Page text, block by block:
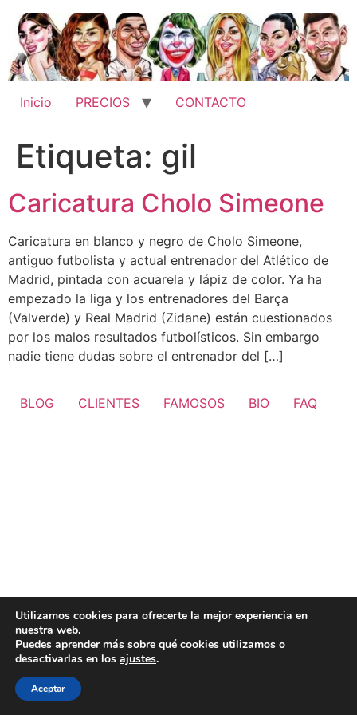
contenido
Inicio PRECIOS CONTACTO
Etiqueta: gil
Caricatura Cholo Simeone
Caricatura en blanco y negro de Cholo Simeone,
antiguo futbolista y actual entrenador del Atlético de
Madrid, pintada con acuarela y lápiz de color. Ya ha
empezado la liga y los entrenadores del Barça
(Valverde) y Real Madrid (Zidane) están cuestionados
por los malos resultados futbolísticos. Sin embargo
nadie tiene dudas sobre el entrenador del […]
BLOG CLIENTES FAMOSOS BIO FAQ
Utilizamos cookies para ofrecerte la mejor experiencia en
nuestra web.
Puedes aprender más sobre qué cookies utilizamos o
desactivarlas en los ajustes.
Aceptar